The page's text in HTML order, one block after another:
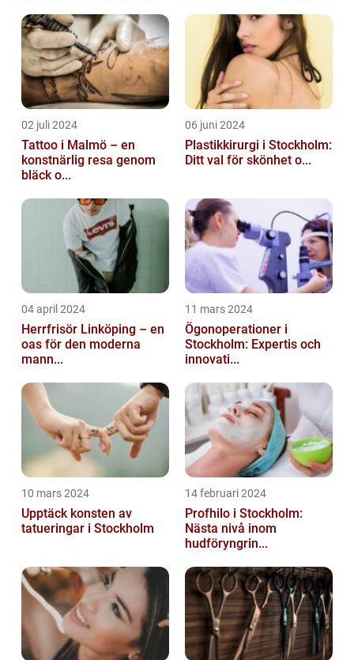
02 juli 2024
Tattoo i Malmö – en
konstnärlig resa genom
bläck o...
06 juni 2024
Plastikkirurgi i Stockholm:
Ditt val för skönhet o...
04 april 2024
Herrfrisör Linköping – en
oas för den moderna
mann...
11 mars 2024
Ögonoperationer i
Stockholm: Expertis och
innovati...
10 mars 2024
Upptäck konsten av
tatueringar i Stockholm
14 februari 2024
Profhilo i Stockholm:
Nästa nivå inom
hudföryngrin...